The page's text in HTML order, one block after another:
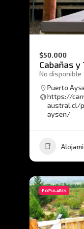
$50.000
Cabañas
No disponible
Puerto
https://
austral.cl/
aysen/
POPULARES